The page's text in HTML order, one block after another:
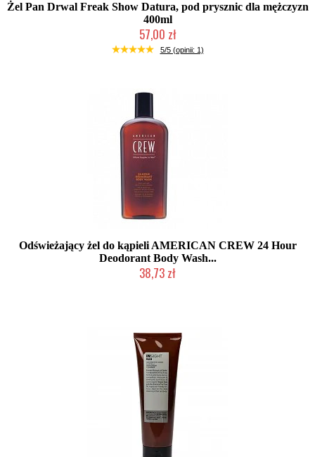
Żel Pan Drwal Freak Show Datura, pod prysznic dla mężczyzn
400ml
57,00 zł
Duża ilość (wysyłka w 24h)
5/5 (opinii: 1)
Odświeżający żel do kąpieli AMERICAN CREW 24 Hour
Deodorant Body Wash...
38,73 zł